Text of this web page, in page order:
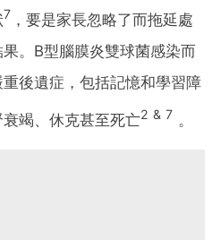
7 ，要是家長忽略了而拖延處
。B型腦膜炎雙球菌感染而
後遺症，包括記憶和學習障
竭、休克甚至死亡2 & 7 。